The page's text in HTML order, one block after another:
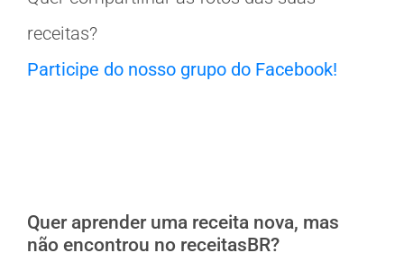
receitas?
Participe do nosso grupo do Facebook!
Quer aprender uma receita nova, mas
não encontrou no receitasBR?